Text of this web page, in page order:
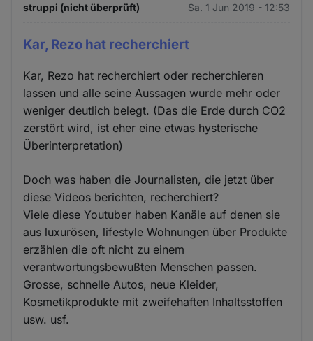
struppi (nicht überprüft) Sa. 1 Jun 2019 - 12:53
Kar, Rezo hat recherchiert
Kar, Rezo hat recherchiert oder recherchieren
lassen und alle seine Aussagen wurde mehr oder
weniger deutlich belegt. (Das die Erde durch CO2
zerstört wird, ist eher eine etwas hysterische
Überinterpretation)
Doch was haben die Journalisten, die jetzt über
diese Videos berichten, recherchiert?
Viele diese Youtuber haben Kanäle auf denen sie
aus luxurösen, lifestyle Wohnungen über Produkte
erzählen die oft nicht zu einem
verantwortungsbewußten Menschen passen.
Grosse, schnelle Autos, neue Kleider,
Kosmetikprodukte mit zweifehaften Inhaltsstoffen
usw. usf.